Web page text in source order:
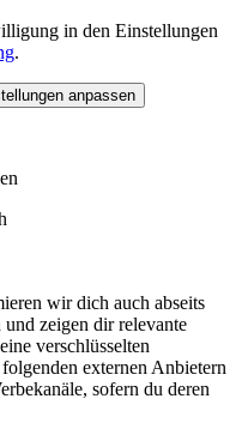
in den Einstellungen
.
anpassen
wir dich auch abseits
zeigen dir relevante
verschlüsselten
externen Anbietern
sofern du deren